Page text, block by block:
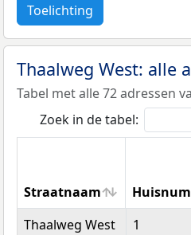
Toelichting
Thaalweg West: alle
Tabel met alle 72 adressen
Zoek in de tabel:
Straatnaam
Straatnaam
Thaalweg West 1